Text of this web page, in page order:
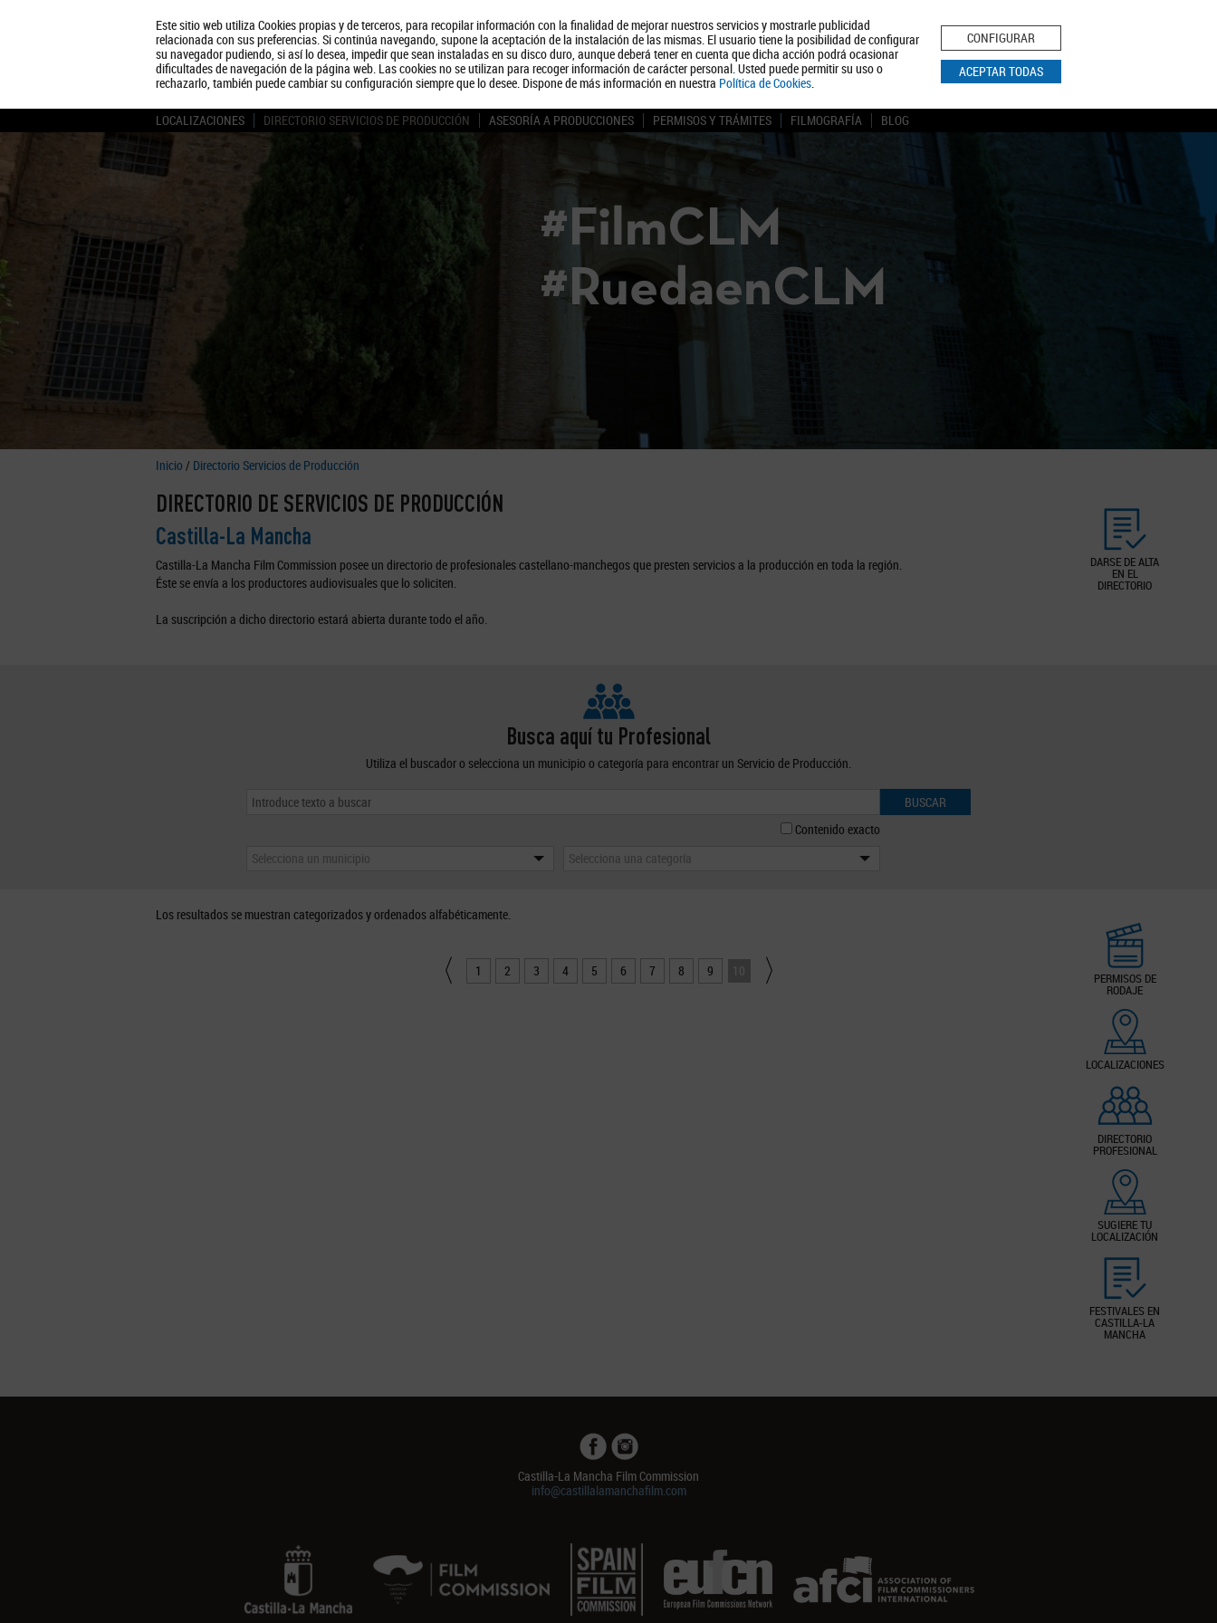
Este sitio web utiliza Cookies propias y de terceros, para recopilar información con la finalidad de mejorar nuestros servicios y mostrarle publicidad
relacionada con sus preferencias. Si continúa navegando, supone la aceptación de la instalación de las mismas. El usuario tiene la posibilidad de configurar
su navegador pudiendo, si así lo desea, impedir que sean instaladas en su disco duro, aunque deberá tener en cuenta que dicha acción podrá ocasionar
dificultades de navegación de la página web. Las cookies no se utilizan para recoger información de carácter personal. Usted puede permitir su uso o
rechazarlo, también puede cambiar su configuración siempre que lo desee. Dispone de más información en nuestra Política de Cookies.
CONFIGURAR
ACEPTAR TODAS
Quiénes somos Turismo Política de Privacidad Aviso Legal Política de Cookies
BUSCAR
LOCALIZACIONES DIRECTORIO SERVICIOS DE PRODUCCIÓN ASESORÍA A PRODUCCIONES PERMISOS Y TRÁMITES FILMOGRAFÍA BLOG
#FilmCLM
#RuedaenCLM
Inicio / Directorio Servicios de Producción
DARSE DE ALTA
EN EL
DIRECTORIO
DIRECTORIO DE SERVICIOS DE PRODUCCIÓN
Castilla-La Mancha
Castilla-La Mancha Film Commission posee un directorio de profesionales castellano-manchegos que presten servicios a la producción en toda la región.
Éste se envía a los productores audiovisuales que lo soliciten.
La suscripción a dicho directorio estará abierta durante todo el año.
Busca aquí tu Profesional
Utiliza el buscador o selecciona un municipio o categoría para encontrar un Servicio de Producción.
BUSCAR
Contenido exacto
Selecciona un municipio
Selecciona una categoría
PERMISOS DE
RODAJE
LOCALIZACIONES
DIRECTORIO
PROFESIONAL
SUGIERE TU
LOCALIZACIÓN
FESTIVALES EN
CASTILLA-LA
MANCHA
Los resultados se muestran categorizados y ordenados alfabéticamente.
1 2 3 4 5 6 7 8 9 10
Castilla-La Mancha Film Commission
info@castillalamanchafilm.com